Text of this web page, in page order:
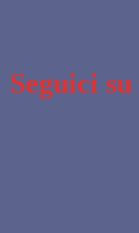
Seguici